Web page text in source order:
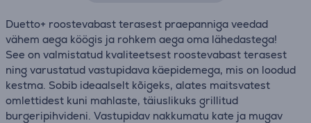
Duetto+ roostevabast terasest praepanniga veedad
vähem aega köögis ja rohkem aega oma lähedastega!
See on valmistatud kvaliteetsest roostevabast terasest
ning varustatud vastupidava käepidemega, mis on loodud
kestma. Sobib ideaalselt kõigeks, alates maitsvatest
omlettidest kuni mahlaste, täiuslikuks grillitud
burgeripihvideni. Vastupidav nakkumatu kate ja mugav